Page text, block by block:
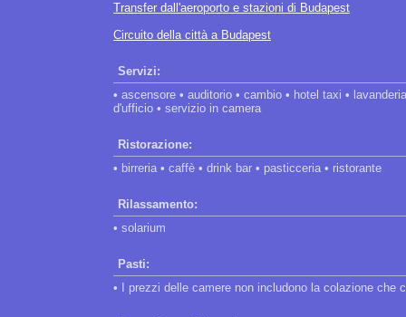
Transfer dall'aeroporto e stazioni di Budapest
Circuito della città a Budapest
Servizi:
• ascensore • auditorio • cambio • hotel taxi •
d'ufficio • servizio in camera
Ristorazione:
• birreria • caffè • drink bar • pasticceria • ristorante
Rilassamento:
• solarium
Pasti:
• I prezzi delle camere non includono la colazione che